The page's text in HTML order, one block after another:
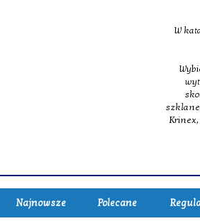
zasobach} oferujemy specjalistyczne
szklane, jakie budują podstawę
wszechstronność, z tego powodu w
włókno szklane oraz ultra lekkie oraz
struktur inżynieryjnych.
oraz specjalna żywica poliestrowa, dająca
wstęp do sprawdzonych produktów,
Najnowsze Polecane